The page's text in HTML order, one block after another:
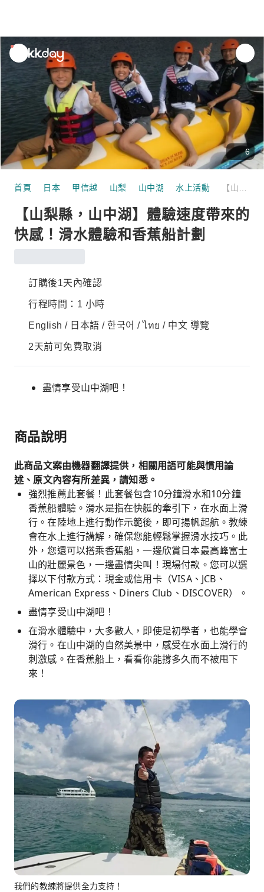
unread
notifications
6
首頁 日本 甲信越 山梨 山中湖 水上活動
【山梨縣，山中湖】體驗速度帶來的
快感！滑水體驗和香蕉船計劃
訂購後1天內確認
行程時間：1 小時
English / 日本語 / 한국어 / ไทย / 中文 導覽
2天前可免費取消
盡情享受山中湖吧！
商品說明
此商品文案由機器翻譯提供，相關用語可能與慣用論
述、原文內容有所差異，請知悉。
強烈推薦此套餐！此套餐包含10分鐘滑水和10分鐘
香蕉船體驗。滑水是指在快艇的牽引下，在水面上滑
行。在陸地上進行動作示範後，即可揚帆起航。教練
會在水上進行講解，確保您能輕鬆掌握滑水技巧。此
外，您還可以搭乘香蕉船，一邊欣賞日本最高峰富士
山的壯麗景色，一邊盡情尖叫！現場付款。您可以選
擇以下付款方式：現金或信用卡（VISA、JCB、
American Express、Diners Club、DISCOVER）。
盡情享受山中湖吧！
在滑水體驗中，大多數人，即使是初學者，也能學會
滑行。在山中湖的自然美景中，感受在水面上滑行的
刺激感。在香蕉船上，看看你能撐多久而不被甩下
來！
我們的教練將提供全力支持！